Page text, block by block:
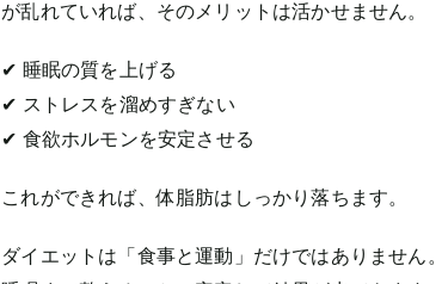
が乱れていれば、そのメリットは活かせません。
✔ 睡眠の質を上げる
✔ ストレスを溜めすぎない
✔ 食欲ホルモンを安定させる
これができれば、体脂肪はしっかり落ちます。
ダイエットは「食事と運動」だけではありません。